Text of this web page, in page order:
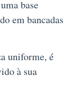
base
em bancadas
uniforme, é
à sua